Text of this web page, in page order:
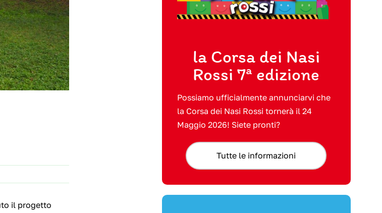
il progetto
la Corsa dei Nasi
Rossi 7ª edizione
Possiamo ufficialmente annunciarvi che
la Corsa dei Nasi Rossi tornerà il 24
Maggio 2026! Siete pronti?
Tutte le informazioni